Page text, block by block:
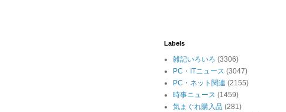
Labels
雑記いろいろ (3306)
PC・ITニュース (3047)
PC・ネット関連 (2155)
時事ニュース (1459)
気まぐれ購入品 (281)